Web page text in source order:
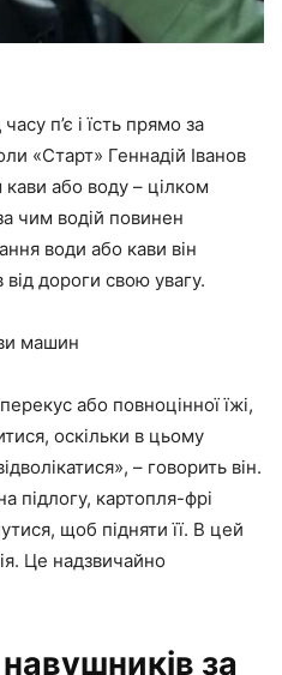
п’є і їсть прямо за
«Старт» Геннадій Іванов
або воду – цілком
чим водій повинен
води або кави він
дороги свою увагу.
машин
або повноцінної їжі,
оскільки в цьому
– говорить він.
підлогу, картопля-фрі
щоб підняти її. В цей
Це надзвичайно
за